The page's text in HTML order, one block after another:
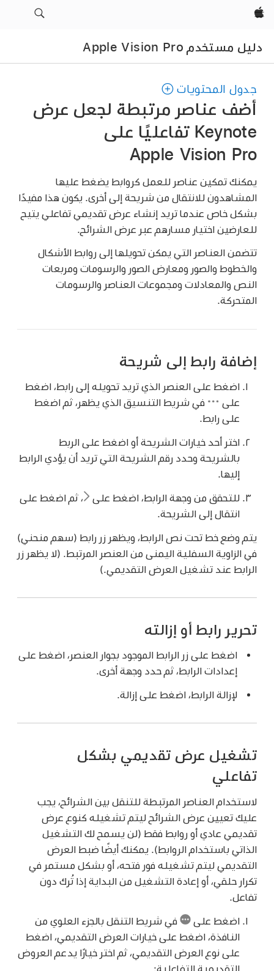
Apple‏
دليل مستخدم Apple Vision Pro
جدول المحتويات
أضف عناصر مرتبطة لجعل عرض
Keynote تفاعليًا على
Apple Vision Pro
يمكنك تمكين عناصر للعمل كروابط يضغط عليها
المشاهدون للانتقال من شريحة إلى أخرى. يكون هذا مفيدًا
بشكل خاص عندما تريد إنشاء عرض تقديمي تفاعلي يتيح
للعارضين اختيار مسارهم عبر عرض الشرائح.
تتضمن العناصر التي يمكن تحويلها إلى روابط الأشكال
والخطوط والصور ومعارض الصور والرسومات ومربعات
النص والمعادلات ومجموعات العناصر والرسومات
المتحركة.
إضافة رابط إلى شريحة
اضغط على العنصر الذي تريد تحويله إلى رابط، اضغط
على
في شريط التنسيق الذي يظهر، ثم اضغط
على رابط.
اختر أحد خيارات الشريحة أو اضغط على الربط
بالشريحة وحدد رقم الشريحة التي تريد أن يؤدي الرابط
إليها.
للتحقق من وجهة الرابط، اضغط على ،ثم اضغط على
انتقال إلى الشريحة.
يتم وضع خط تحت نص الرابط، ويظهر زر رابط (سهم منحني)
في الزاوية السفلية اليمنى من العنصر المرتبط. (لا يظهر زر
الرابط عند تشغيل العرض التقديمي.)
تحرير رابط أو إزالته
اضغط على زر الرابط الموجود بجوار العنصر، اضغط على
إعدادات الرابط، ثم حدد وجهة أخرى.
لإزالة الرابط، اضغط على إزالة.
تشغيل عرض تقديمي بشكل
تفاعلي
لاستخدام العناصر المرتبطة للتنقل بين الشرائح، يجب
عليك تعيين عرض الشرائح ليتم تشغيله كنوع عرض
تقديمي عادي أو روابط فقط (لن يسمح لك التشغيل
الذاتي باستخدام الروابط). يمكنك أيضًا ضبط العرض
التقديمي ليتم تشغيله فور فتحه، أو بشكل مستمر في
تكرار حلقي، أو إعادة التشغيل من البداية إذا تُرك دون
تفاعل.
اضغط على
في شريط التنقل بالجزء العلوي من
النافذة، اضغط على خيارات العرض التقديمي، اضغط
على نوع العرض التقديمي، ثم اختر خيارًا يدعم العروض
التقديمية التفاعلية: